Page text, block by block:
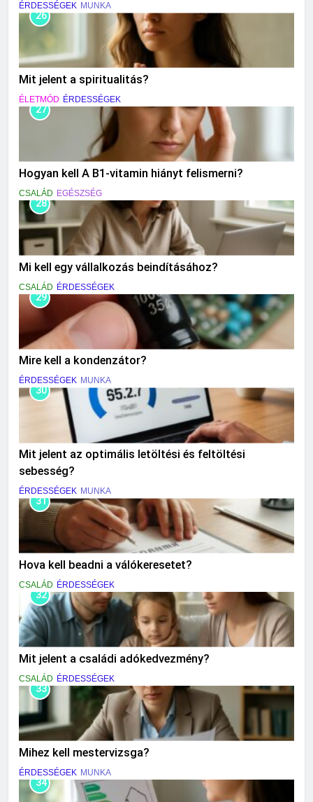
ÉRDESSÉGEK MUNKA
26
Mit jelent a spiritualitás?
ÉLETMÓD ÉRDESSÉGEK
27
Hogyan kell A B1-vitamin hiányt felismerni?
CSALÁD EGÉSZSÉG
28
Mi kell egy vállalkozás beindításához?
CSALÁD ÉRDESSÉGEK
29
Mire kell a kondenzátor?
ÉRDESSÉGEK MUNKA
30
Mit jelent az optimális letöltési és feltöltési
sebesség?
ÉRDESSÉGEK MUNKA
31
Hova kell beadni a válókeresetet?
CSALÁD ÉRDESSÉGEK
32
Mit jelent a családi adókedvezmény?
CSALÁD ÉRDESSÉGEK
33
Mihez kell mestervizsga?
ÉRDESSÉGEK MUNKA
34